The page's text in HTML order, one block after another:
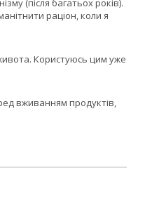
(після багатьох років).
раціон, коли я
Користуюсь цим уже
вживанням продуктів,